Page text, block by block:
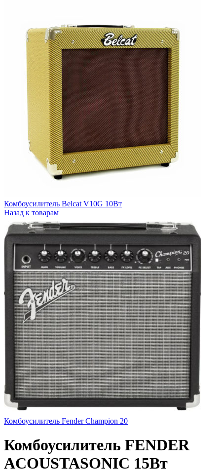
Комбоусилитель Belcat V10G 10Вт
Назад к товарам
Комбоусилитель Fender Champion 20
Комбоусилитель FENDER
ACOUSTASONIC 15Вт